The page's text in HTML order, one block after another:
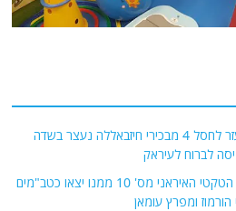
AFP: "סוכן בכיר" של המוסד שעזר לחסל 4 מבכירי חיזבאללה נעצר בשדה
לברוח לעיראק
ארה"ב תקפה את הבסיס האווירי הטקטי האיראני מס' 10 ממנו יצאו כטב"מים
ומפרץ עומאן